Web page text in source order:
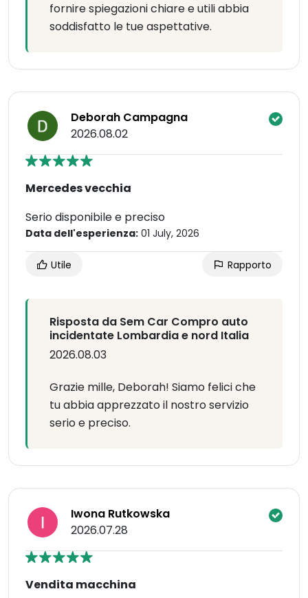
fornire spiegazioni chiare e utili abbia
soddisfatto le tue aspettative.
Deborah Campagna
2026.08.02
Mercedes vecchia
Serio disponibile e preciso
Data dell'esperienza: 01 July, 2026
Utile Rapporto
Risposta da Sem Car Compro auto
incidentate Lombardia e nord Italia
2026.08.03
Grazie mille, Deborah! Siamo felici che
tu abbia apprezzato il nostro servizio
serio e preciso.
Iwona Rutkowska
2026.07.28
Vendita macchina